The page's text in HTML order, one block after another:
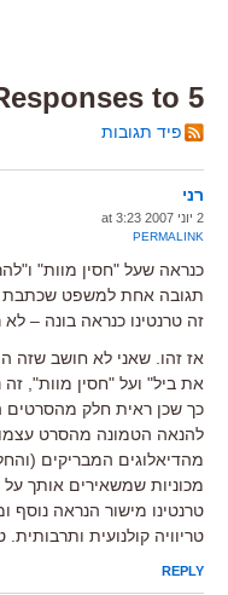
5 Responses to “כלבלבי אשמורת”
פיד תגובות
רני
2 יוני 2007 at 3:23
PERMALINK
כנראה שעל "חסין מוות"
תגובה אחת למשפט שכתבת
זה טרנטינו כנראה בונה – לא
אז זהו. שאני לא חושב
את ביל" ועל "חסין מוות", זה
כך שכן ראית חלק
להנאה הטמונה מהסרט
מהדיאלוגים המבריקים
מכוניות שמשאירים אותך
טרנטינו מישור הנראה נוסף
טריוויה קולנועית
REPLY